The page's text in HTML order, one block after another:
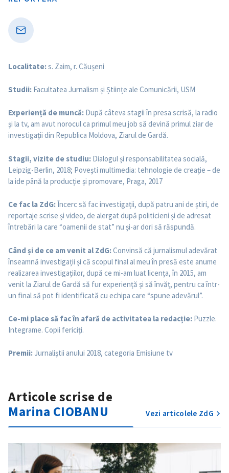
Localitate:s. Zaim, r. Căușeni
Studii: Facultatea Jurnalism și Științe ale Comunicării, USM
Experiență de muncă: După câteva stagii în presa scrisă, la radio
și la tv, am avut norocul ca primul meu job să devină primul ziar de
investigații din Republica Moldova, Ziarul de Gardă.
Stagii, vizite de studiu: Dialogul și responsabilitatea socială,
Leipzig-Berlin, 2018; Povești multimedia: tehnologie de creație – de
la ide până la producție și promovare, Praga, 2017
Ce fac la ZdG:Încerc să fac investigații, după patru ani de știri, de
reportaje scrise și video, de alergat după politicieni și de adresat
întrebări la care “oamenii de stat” nu și-ar dori să răspundă.
Când și de ce am venit al ZdG:Convinsă că jurnalismul adevărat
înseamnă investigații și că scopul final al meu în presă este anume
realizarea investigațiilor, după ce mi-am luat licența, în 2015, am
venit la Ziarul de Gardă să fur experiență și să învăț, pentru ca într-
un final să pot fi identificată cu echipa care “spune adevărul”.
Ce-mi place să fac în afară de activitatea la redacție: Puzzle.
Integrame. Copii fericiți.
Premii:Jurnaliștii anului 2018, categoria Emisiune tv
Articole scrise de
Marina CIOBANU
Vezi articolele ZdG